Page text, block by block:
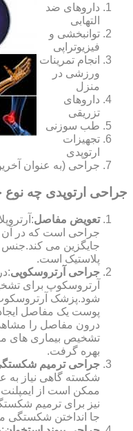
داروهای ضد
التهابی
توانبخشی و
فیزیوتراپی
انجام تمرینات
ورزشی در
منزل
داروهای
تزریقی
طب سوزنی
تجهیزات
ارتوپدی
جراحی (به عنوان
جراحی ارتوپدی چه نوع
تعویض مفاصل
جراحی است که در آن
جایگزین می کند.جنس
پلاستیک است.
جراحی آرتروسکوپی
آرتروسکوپ برای
شود.پزشک
پوست یک مفاصل
درون مفاصل را
تشخیص بیماری های
بهره گرفت.
جراحی ترمیم
شکسته گاهی نیاز به
ممکن است از ایمپلنت
نیز برای ترمیم
جا انداختن شکستگی